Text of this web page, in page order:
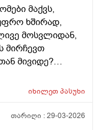
მაქვს,
ხშირად,
მოსვლიდან,
მირჩევთ
მივიდე?
იხილეთპასუხი
თარიღი :29-03-2026